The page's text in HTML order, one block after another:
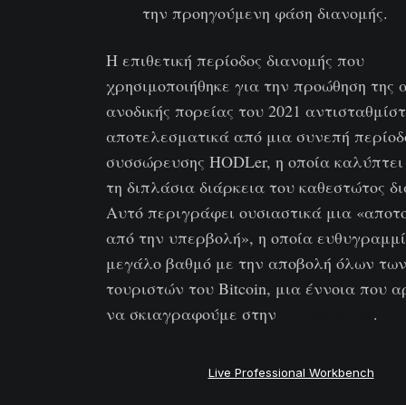
την προηγούμενη φάση διανομής.
Η επιθετική περίοδος διανομής που
χρησιμοποιήθηκε για την προώθηση της
ανοδικής πορείας του 2021
αποτελεσματικά από μια συνεπή
συσσώρευσης HODLer, η οποία
τη διπλάσια διάρκεια του καθεστώτος
Αυτό περιγράφει ουσιαστικά μια
από την υπερβολή», η οποία
μεγάλο βαθμό με την αποβολή όλων των
τουριστών του Bitcoin, μια έννοια που
να σκιαγραφούμε στην
.
Live Professional Workbench